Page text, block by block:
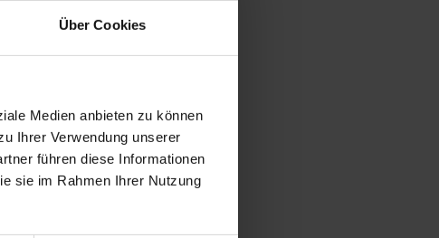
Über Cookies
Medien anbieten zu können
Ihrer Verwendung unserer
führen diese Informationen
sie im Rahmen Ihrer Nutzung